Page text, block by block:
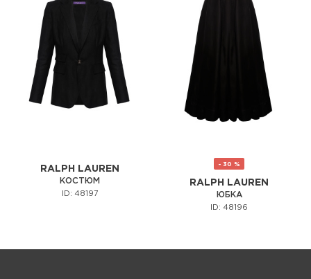
RALPH LAUREN
КОСТЮМ
ID: 48197
- 30 %
RALPH LAUREN
ЮБКА
ID: 48196